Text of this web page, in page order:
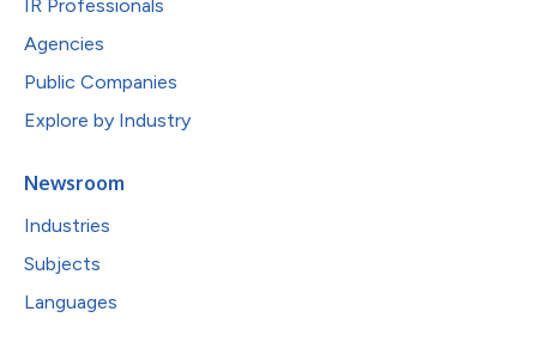
IR Professionals
Agencies
Public Companies
Explore by Industry
Newsroom
Industries
Subjects
Languages